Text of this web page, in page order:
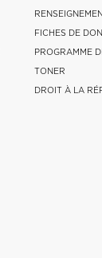
FICHES DE
PROGRAMME
TONER
DROIT À LA